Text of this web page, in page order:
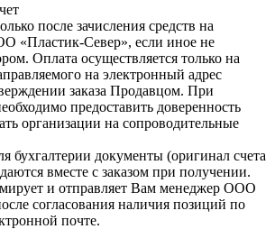
после зачисления средств на
«Пластик-Север», если иное не
Оплата осуществляется только на
на электронный адрес
заказа Продавцом. При
предоставить доверенность
организации на сопроводительные
бухгалтерии документы (оригинал счета
вместе с заказом при получении.
и отправляет Вам менеджер ООО
согласования наличия позиций по
почте.